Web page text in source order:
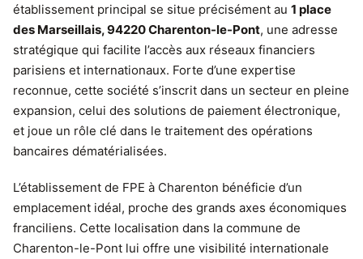
établissement principal se situe précisément au 1 place
des Marseillais, 94220 Charenton-le-Pont, une adresse
stratégique qui facilite l’accès aux réseaux financiers
parisiens et internationaux. Forte d’une expertise
reconnue, cette société s’inscrit dans un secteur en pleine
expansion, celui des solutions de paiement électronique,
et joue un rôle clé dans le traitement des opérations
bancaires dématérialisées.
L’établissement de FPE à Charenton bénéficie d’un
emplacement idéal, proche des grands axes économiques
franciliens. Cette localisation dans la commune de
Charenton-le-Pont lui offre une visibilité internationale